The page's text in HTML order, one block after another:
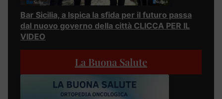
Bar Sicilia, a Ispica la sfida per il futuro passa
dal nuovo governo della città CLICCA PER IL
VIDEO
La Buona Salute